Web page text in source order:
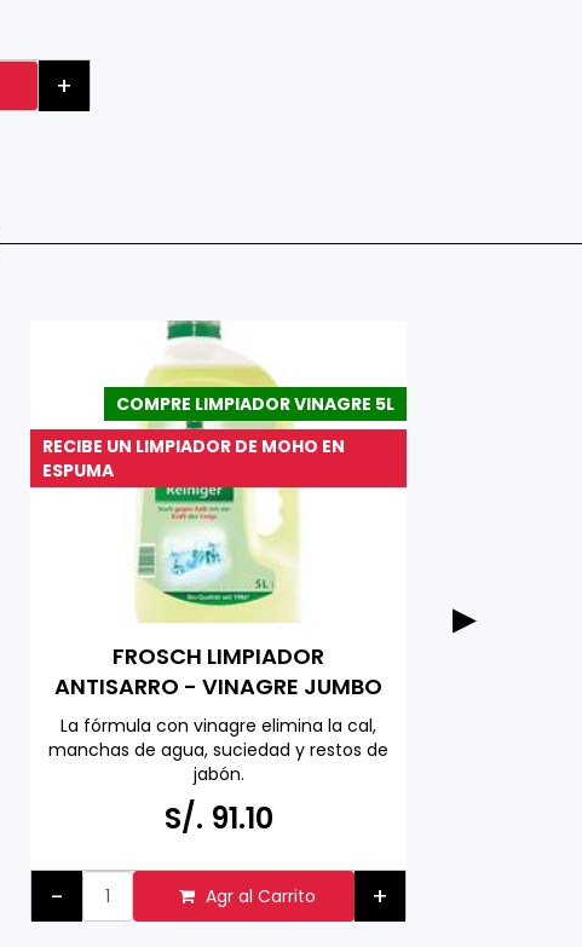
+
COMPRE LIMPIADOR VINAGRE 5L
RECIBE UN LIMPIADOR DE MOHO EN
ESPUMA
FROSCH LIMPIADOR
ANTISARRO - VINAGRE JUMBO
PACK 5000 ML
La fórmula con vinagre elimina la cal,
manchas de agua, suciedad y restos de
jabón.
Hecho en ALEMANIA
Respetuoso con el medio ambiente
naturales
S/. 91.10
- Agr al Carrito +